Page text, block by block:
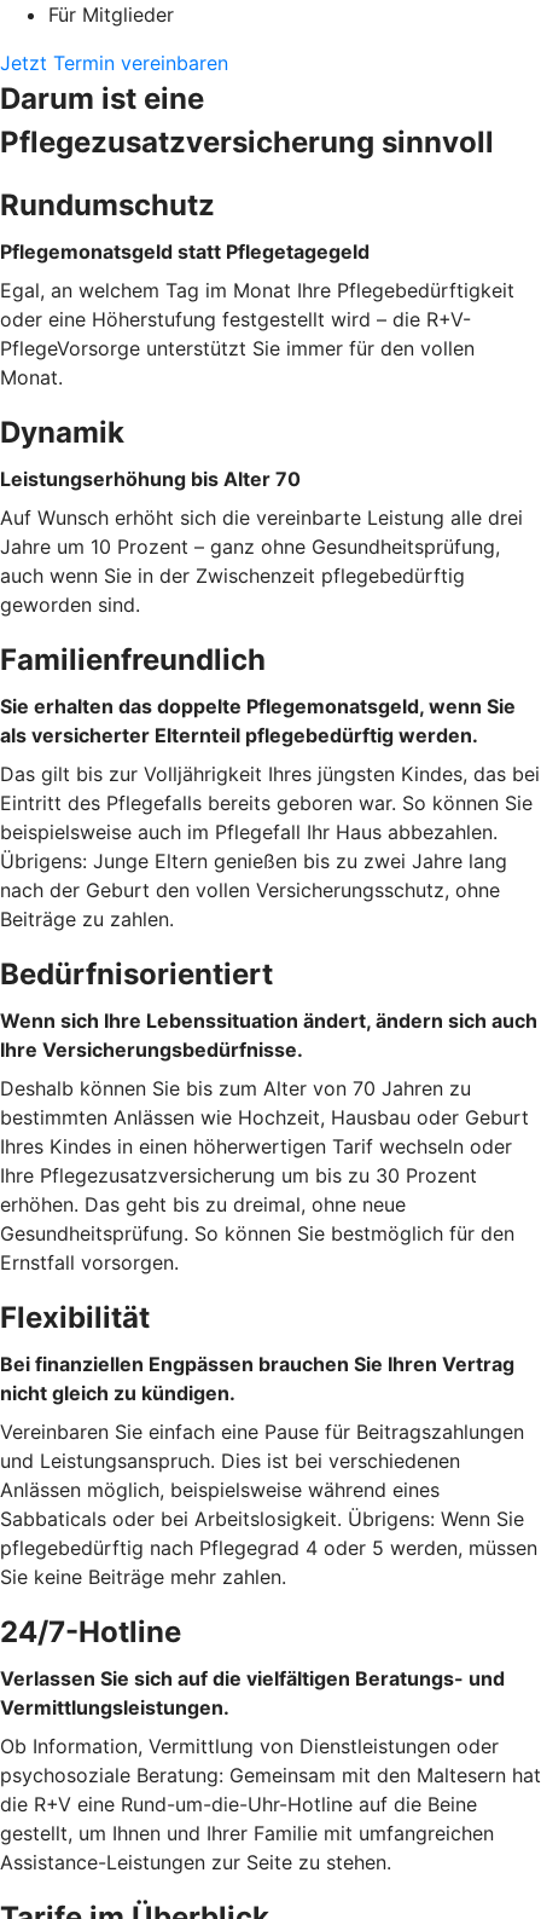
Für Mitglieder
Jetzt Termin vereinbaren
Darum ist eine
Pflegezusatzversicherung sinnvoll
Rundumschutz
Pflegemonatsgeld statt Pflegetagegeld
Egal, an welchem Tag im Monat Ihre Pflegebedürftigkeit
oder eine Höherstufung festgestellt wird – die R+V-
PflegeVorsorge unterstützt Sie immer für den vollen
Monat.
Dynamik
Leistungserhöhung bis Alter 70
Auf Wunsch erhöht sich die vereinbarte Leistung alle drei
Jahre um 10 Prozent – ganz ohne Gesundheitsprüfung,
auch wenn Sie in der Zwischenzeit pflegebedürftig
geworden sind.
Familienfreundlich
Sie erhalten das doppelte Pflegemonatsgeld, wenn Sie
als versicherter Elternteil pflegebedürftig werden.
Das gilt bis zur Volljährigkeit Ihres jüngsten Kindes, das bei
Eintritt des Pflegefalls bereits geboren war. So können Sie
beispielsweise auch im Pflegefall Ihr Haus abbezahlen.
Übrigens: Junge Eltern genießen bis zu zwei Jahre lang
nach der Geburt den vollen Versicherungsschutz, ohne
Beiträge zu zahlen.
Bedürfnisorientiert
Wenn sich Ihre Lebenssituation ändert, ändern sich auch
Ihre Versicherungsbedürfnisse.
Deshalb können Sie bis zum Alter von 70 Jahren zu
bestimmten Anlässen wie Hochzeit, Hausbau oder Geburt
Ihres Kindes in einen höherwertigen Tarif wechseln oder
Ihre Pflegezusatzversicherung um bis zu 30 Prozent
erhöhen. Das geht bis zu dreimal, ohne neue
Gesundheitsprüfung. So können Sie bestmöglich für den
Ernstfall vorsorgen.
Flexibilität
Bei finanziellen Engpässen brauchen Sie Ihren Vertrag
nicht gleich zu kündigen.
Vereinbaren Sie einfach eine Pause für Beitragszahlungen
und Leistungsanspruch. Dies ist bei verschiedenen
Anlässen möglich, beispielsweise während eines
Sabbaticals oder bei Arbeitslosigkeit. Übrigens: Wenn Sie
pflegebedürftig nach Pflegegrad 4 oder 5 werden, müssen
Sie keine Beiträge mehr zahlen.
24/7-Hotline
Verlassen Sie sich auf die vielfältigen Beratungs- und
Vermittlungsleistungen.
Ob Information, Vermittlung von Dienstleistungen oder
psychosoziale Beratung: Gemeinsam mit den Maltesern hat
die R+V eine Rund-um-die-Uhr-Hotline auf die Beine
gestellt, um Ihnen und Ihrer Familie mit umfangreichen
Assistance-Leistungen zur Seite zu stehen.